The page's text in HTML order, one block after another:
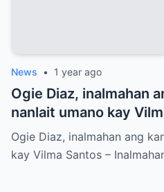
News • 1 year ago
Ogie Diaz, inalmahan
nanlait umano kay
Ogie Diaz, inalmahan ang
kay Vilma Santos –